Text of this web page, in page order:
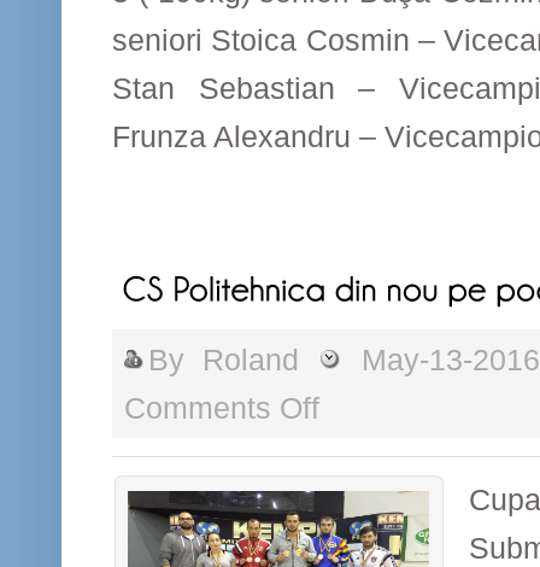
seniori Stoica Cosmin –
Stan Sebastian –
Frunza Alexandru –
By Roland
May-13-
Comments Offon
Politehnica
din
nou
pe